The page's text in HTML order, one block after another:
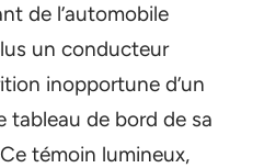
de l’automobile
un conducteur
inopportune d’un
tableau de bord de sa
témoin lumineux,